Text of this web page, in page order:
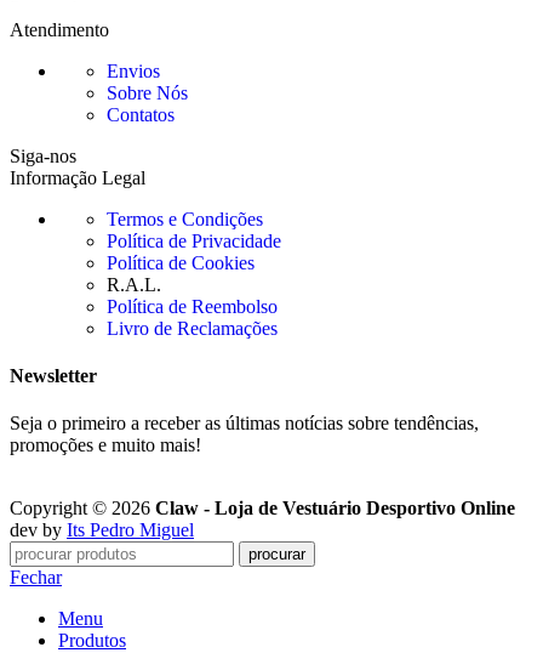
Atendimento
Envios
Sobre Nós
Contatos
Siga-nos
Informação Legal
Termos e Condições
Política de Privacidade
Política de Cookies
R.A.L.
Política de Reembolso
Livro de Reclamações
Newsletter
Seja o primeiro a receber as últimas notícias sobre tendências,
promoções e muito mais!
Copyright © 2026 Claw - Loja de Vestuário Desportivo Online
dev by Its Pedro Miguel
procurar
Fechar
Menu
Produtos